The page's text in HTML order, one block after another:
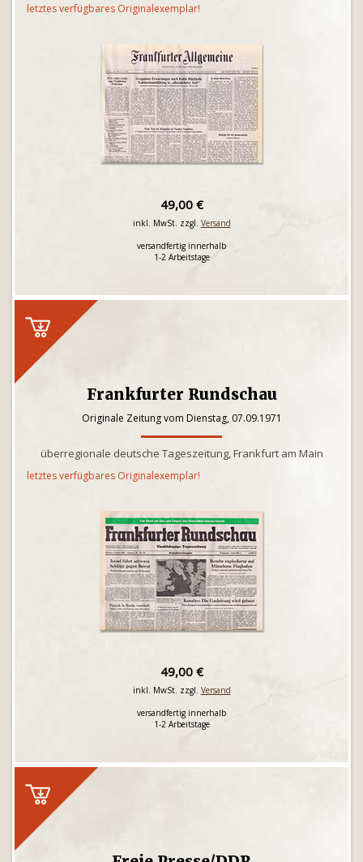
letztes verfügbares Originalexemplar!
49,00 €
inkl. MwSt. zzgl. Versand
versandfertig innerhalb
1-2 Arbeitstage
Frankfurter Rundschau
Originale Zeitung vom Dienstag, 07.09.1971
überregionale deutsche Tageszeitung, Frankfurt am Main
letztes verfügbares Originalexemplar!
49,00 €
inkl. MwSt. zzgl. Versand
versandfertig innerhalb
1-2 Arbeitstage